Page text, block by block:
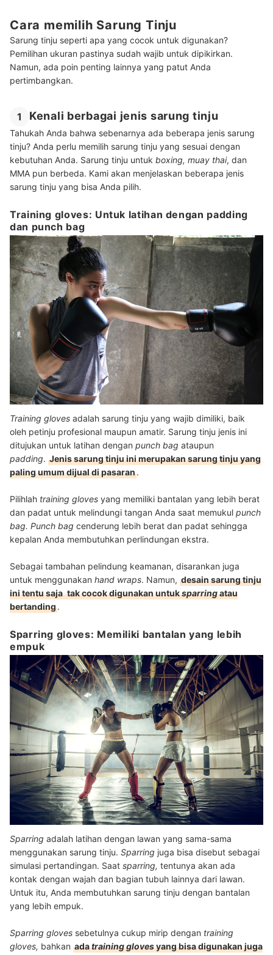
Cara memilih Sarung Tinju
Sarung tinju seperti apa yang cocok untuk digunakan?
Pemilihan ukuran pastinya sudah wajib untuk dipikirkan.
Namun, ada poin penting lainnya yang patut Anda
pertimbangkan.
1 Kenali berbagai jenis sarung tinju
Tahukah Anda bahwa sebenarnya ada beberapa jenis sarung
tinju? Anda perlu memilih sarung tinju yang sesuai dengan
kebutuhan Anda. Sarung tinju untuk boxing, muay thai, dan
MMA pun berbeda. Kami akan menjelaskan beberapa jenis
sarung tinju yang bisa Anda pilih.
Training gloves: Untuk latihan dengan padding
dan punch bag
Training gloves adalah sarung tinju yang wajib dimiliki, baik
oleh petinju profesional maupun amatir. Sarung tinju jenis ini
ditujukan untuk latihan dengan punch bag ataupun
padding. Jenis sarung tinju ini merupakan sarung tinju yang
paling umum dijual di pasaran.
Pilihlah training gloves yang memiliki bantalan yang lebih berat
dan padat untuk melindungi tangan Anda saat memukul punch
bag. Punch bag cenderung lebih berat dan padat sehingga
kepalan Anda membutuhkan perlindungan ekstra.
Sebagai tambahan pelindung keamanan, disarankan juga
untuk menggunakan hand wraps. Namun, desain sarung tinju
ini tentu saja tak cocok digunakan untuksparringatau
bertanding.
Sparring gloves: Memiliki bantalan yang lebih
empuk
Sparring adalah latihan dengan lawan yang sama-sama
menggunakan sarung tinju. Sparring juga bisa disebut sebagai
simulasi pertandingan. Saat sparring, tentunya akan ada
kontak dengan wajah dan bagian tubuh lainnya dari lawan.
Untuk itu, Anda membutuhkan sarung tinju dengan bantalan
yang lebih empuk.
Sparring gloves sebetulnya cukup mirip dengan training
gloves, bahkan adatraining glovesyang bisa digunakan juga